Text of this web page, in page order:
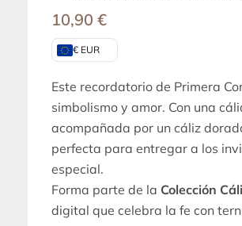
10,90 €
€ EUR
Este recordatorio de Primera
simbolismo y amor. Con una
acompañada por un cáliz
perfecta para entregar a los
especial.
Forma parte de la Colección
digital que celebra la fe con